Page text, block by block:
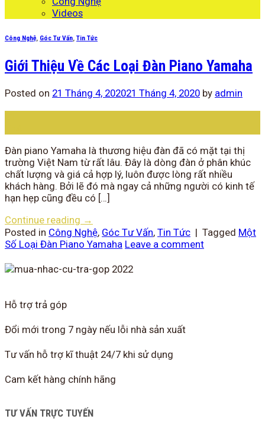
Videos
Công Nghệ, Góc Tư Vấn, Tin Tức
Giới Thiệu Về Các Loại Đàn Piano Yamaha
Posted on 21 Tháng 4, 202021 Tháng 4, 2020 by admin
Đàn piano Yamaha là thương hiệu đàn đã có mặt tại thị
trường Việt Nam từ rất lâu. Đây là dòng đàn ở phân khúc
chất lượng và giá cả hợp lý, luôn được lòng rất nhiều
khách hàng. Bởi lẽ đó mà ngay cả những người có kinh tế
hạn hẹp cũng đều có […]
Continue reading →
Posted in Công Nghệ, Góc Tư Vấn, Tin Tức | Tagged Một
Số Loại Đàn Piano Yamaha Leave a comment
Hỗ trợ trả góp
Đổi mới trong 7 ngày nếu lỗi nhà sản xuất
Tư vấn hỗ trợ kĩ thuật 24/7 khi sử dụng
Cam kết hàng chính hãng
TƯ VẤN TRỰC TUYẾN